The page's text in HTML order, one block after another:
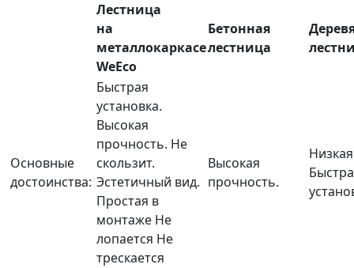
Лестница
на
металлокаркасе
WeEco
Бетонная
лестница
Основные
достоинства:
Быстрая
установка.
Высокая
прочность. Не
скользит.
Эстетичный вид.
Простая в
монтаже Не
лопается Не
трескается
Высокая
прочность.